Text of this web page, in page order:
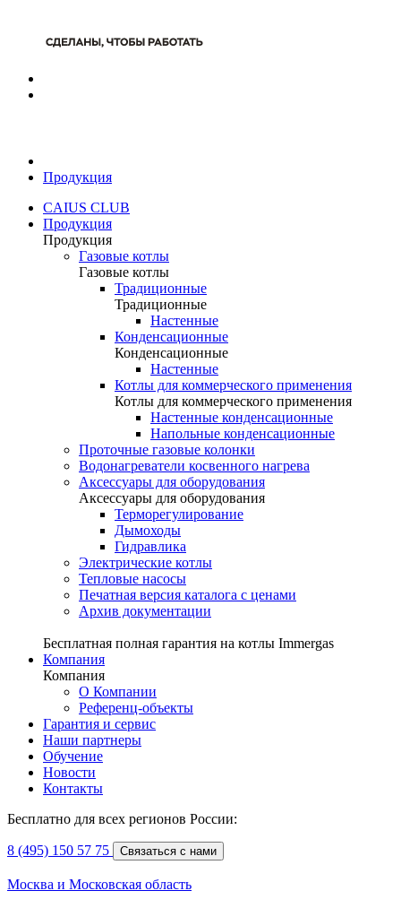
Продукция
CAIUS CLUB
Продукция
Продукция
Газовые котлы
Газовые котлы
Традиционные
Традиционные
Настенные
Конденсационные
Конденсационные
Настенные
Котлы для коммерческого применения
Котлы для коммерческого применения
Настенные конденсационные
Напольные конденсационные
Проточные газовые колонки
Водонагреватели косвенного нагрева
Аксессуары для оборудования
Аксессуары для оборудования
Терморегулирование
Дымоходы
Гидравлика
Электрические котлы
Тепловые насосы
Печатная версия каталога с ценами
Архив документации
Бесплатная полная гарантия на котлы Immergas
Компания
Компания
О Компании
Референц-объекты
Гарантия и сервис
Наши партнеры
Обучение
Новости
Контакты
Бесплатно для всех регионов России:
8 (495) 150 57 75 Связаться с нами
Москва и Московская область